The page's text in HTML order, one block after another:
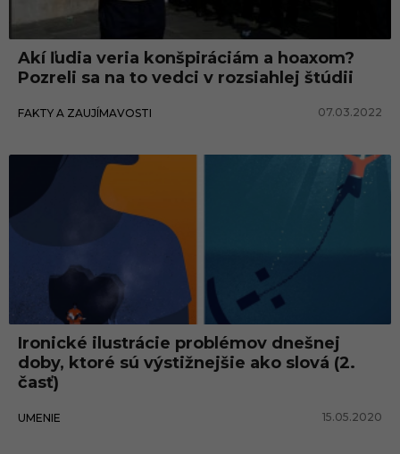
m
i
z
u
s
Akí ľudia veria konšpiráciám a hoaxom?
Pozreli sa na to vedci v rozsiahlej štúdii
FAKTY A ZAUJÍMAVOSTI 07.03.2022
Ironické ilustrácie problémov dnešnej
doby, ktoré sú výstižnejšie ako slová (2.
časť)
UMENIE 15.05.2020